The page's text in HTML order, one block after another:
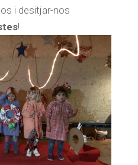
i desitjar-nos
!